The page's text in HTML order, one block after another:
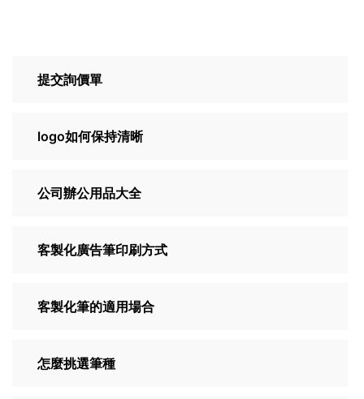
提交詢價單
logo如何保持清晰
公司辦公用品大全
客製化廣告筆印刷方式
客製化筆的適用場合
怎麼挑選筆種